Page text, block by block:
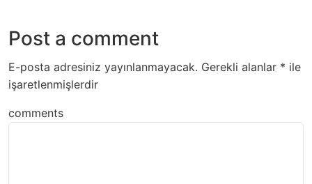
Post a comment
E-posta adresiniz yayınlanmayacak. Gerekli alanlar * ile
işaretlenmişlerdir
comments